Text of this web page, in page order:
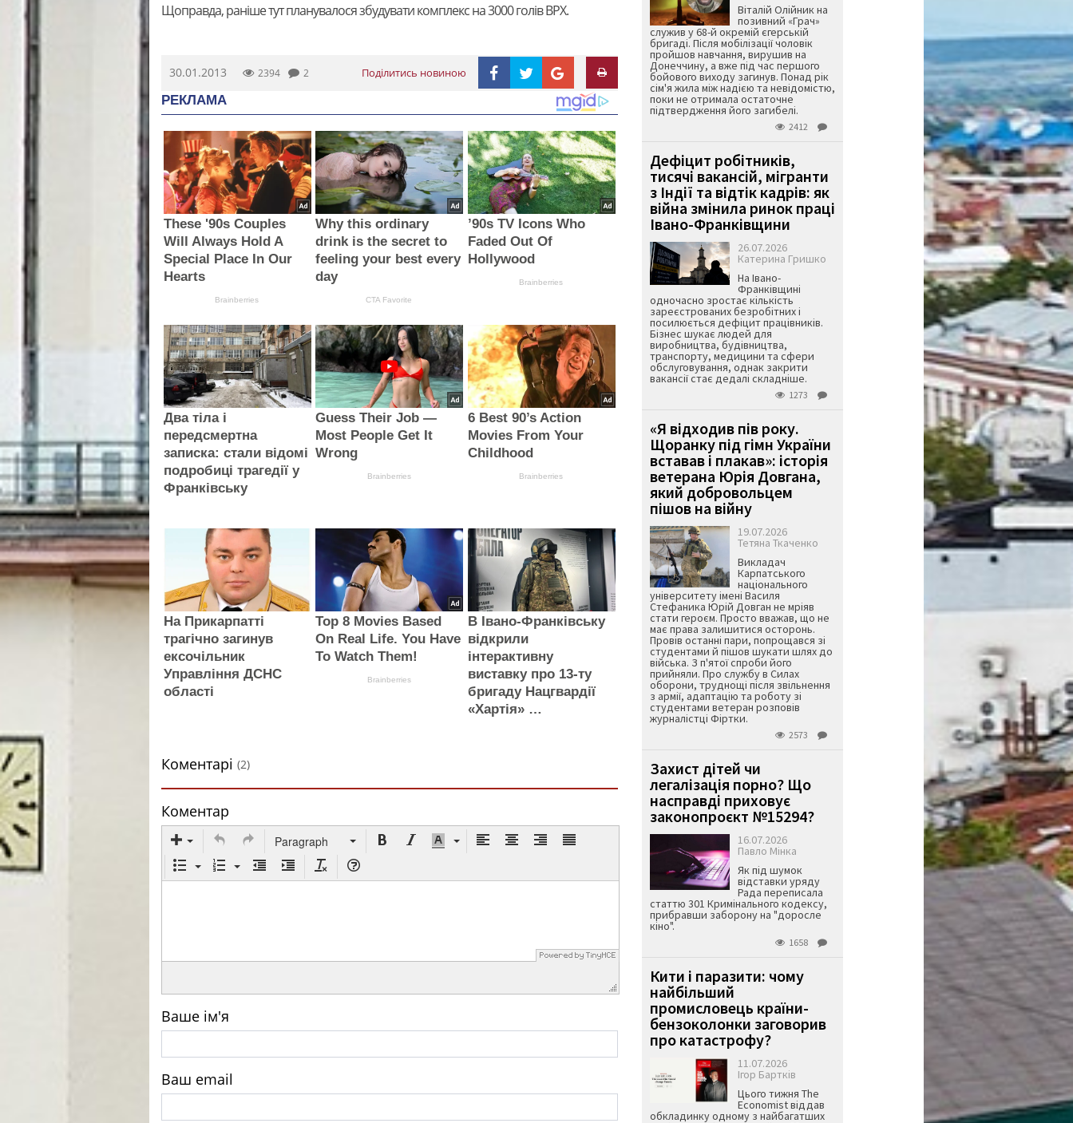
Щоправда, раніше тут планувалося збудувати комплекс на 3000 голів ВРХ.
30.01.2013 2394 2 Поділитись новиною
РЕКЛАМА
These '90s Couples
Will Always Hold A
Special Place In Our
Hearts
Brainberries
Why this ordinary
drink is the secret to
feeling your best every
day
CTA Favorite
’90s TV Icons Who
Faded Out Of
Hollywood
Brainberries
Два тіла і
передсмертна
записка: стали відомі
подробиці трагедії у
Франківську
Guess Their Job —
Most People Get It
Wrong
Brainberries
6 Best 90’s Action
Movies From Your
Childhood
Brainberries
На Прикарпатті
трагічно загинув
ексочільник
Управління ДСНС
області
Top 8 Movies Based
On Real Life. You Have
To Watch Them!
Brainberries
В Івано-Франківську
відкрили
інтерактивну
виставку про 13-ту
бригаду Нацгвардії
«Хартія» …
Коментарі (2)
Коментар
Paragraph
Ваше ім'я
Ваш email
Віталій Олійник на
позивний «Грач»
служив у 68-й окремій єгерській
бригаді. Після мобілізації чоловік
пройшов навчання, вирушив на
Донеччину, а вже під час першого
бойового виходу загинув. Понад рік
сім'я жила між надією та невідомістю,
поки не отримала остаточне
підтвердження його загибелі.
2412
Дефіцит робітників,
тисячі вакансій, мігранти
з Індії та відтік кадрів: як
війна змінила ринок праці
Івано-Франківщини
26.07.2026
Катерина Гришко
На Івано-
Франківщині
одночасно зростає кількість
зареєстрованих безробітних і
посилюється дефіцит працівників.
Бізнес шукає людей для
виробництва, будівництва,
транспорту, медицини та сфери
обслуговування, однак закрити
вакансії стає дедалі складніше.
1273
«Я відходив пів року.
Щоранку під гімн України
вставав і плакав»: історія
ветерана Юрія Довгана,
який добровольцем
пішов на війну
19.07.2026
Тетяна Ткаченко
Викладач
Карпатського
національного
університету імені Василя
Стефаника Юрій Довган не мріяв
стати героєм. Просто вважав, що не
має права залишитися осторонь.
Провів останні пари, попрощався зі
студентами й пішов шукати шлях до
війська. З п'ятої спроби його
прийняли. Про службу в Силах
оборони, труднощі після звільнення
з армії, адаптацію та роботу зі
студентами ветеран розповів
журналістці Фіртки.
2573
Захист дітей чи
легалізація порно? Що
насправді приховує
законопроєкт №15294?
16.07.2026
Павло Мінка
Як під шумок
відставки уряду
Рада переписала
статтю 301 Кримінального кодексу,
прибравши заборону на "доросле
кіно".
1658
Кити і паразити: чому
найбільший
промисловець країни-
бензоколонки заговорив
про катастрофу?
11.07.2026
Ігор Бартків
Цього тижня The
Economist віддав
обкладинку одному з найбагатших